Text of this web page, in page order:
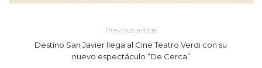
Previous article
Destino San Javier llega al Cine Teatro Verdi con su
nuevo espectáculo “De Cerca”